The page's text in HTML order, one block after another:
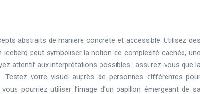
abstraits de manière concrète et accessible. Utilisez des
peut symboliser la notion de complexité cachée, une
attentif aux interprétations possibles : assurez-vous que la
votre visuel auprès de personnes différentes pour
pourriez utiliser l’image d’un papillon émergeant de sa